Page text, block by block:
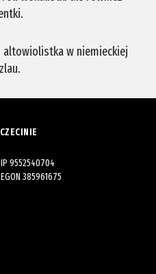
altowiolistka w niemieckiej
9552540704
385961675